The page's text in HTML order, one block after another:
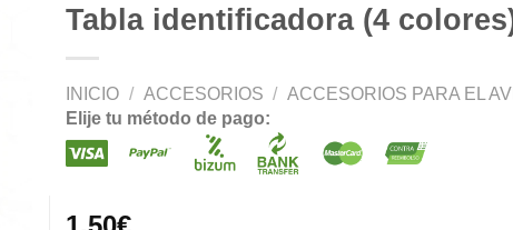
Tabla identificadora (4
INICIO / ACCESORIOS / ACCESORIOS PARA EL
Elije tu método de pago: